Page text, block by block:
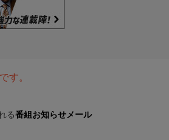
す。
る番組お知らせメール